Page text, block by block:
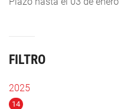
FILTRO
2025
14